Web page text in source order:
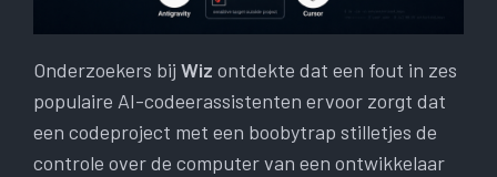
Onderzoekers bij Wiz ontdekte dat een fout in zes
populaire AI-codeerassistenten ervoor zorgt dat
een codeproject met een boobytrap stilletjes de
controle over de computer van een ontwikkelaar